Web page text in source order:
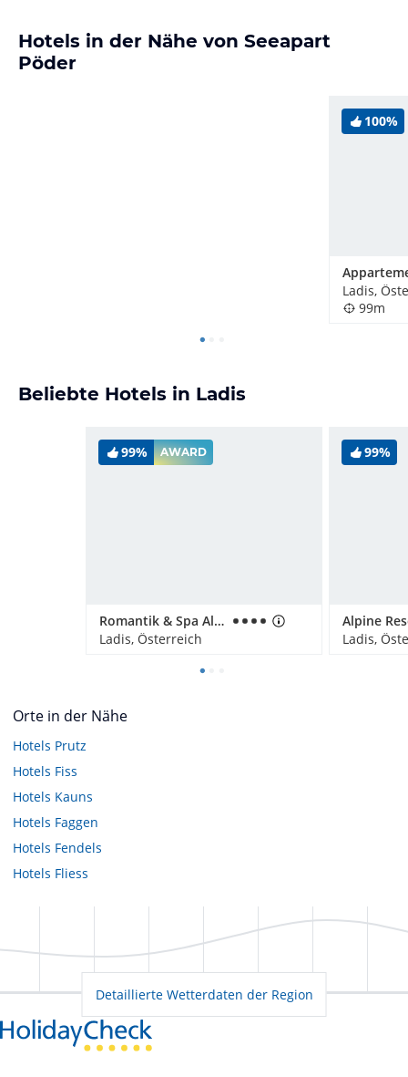
Hotels in der Nähe von Seeapart
Pöder
100%
Ladis,
99m
Beliebte Hotels in Ladis
99% AWARD
Romantik & Spa Alpen-Herz
Ladis, Österreich
99%
Alpine
Ladis,
Orte in der Nähe
Hotels Prutz
Hotels Fiss
Hotels Kauns
Hotels Faggen
Hotels Fendels
Hotels Fliess
Detaillierte Wetterdaten der Region